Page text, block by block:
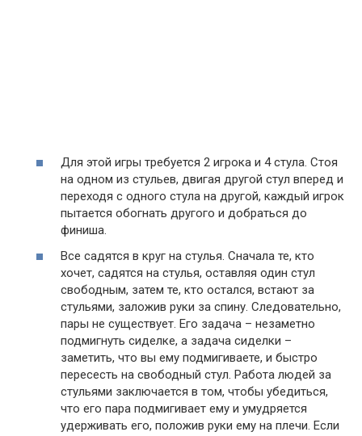
Для этой игры требуется 2 игрока и 4 стула. Стоя
на одном из стульев, двигая другой стул вперед и
переходя с одного стула на другой, каждый игрок
пытается обогнать другого и добраться до
финиша.
Все садятся в круг на стулья. Сначала те, кто
хочет, садятся на стулья, оставляя один стул
свободным, затем те, кто остался, встают за
стульями, заложив руки за спину. Следовательно,
пары не существует. Его задача – незаметно
подмигнуть сиделке, а задача сиделки –
заметить, что вы ему подмигиваете, и быстро
пересесть на свободный стул. Работа людей за
стульями заключается в том, чтобы убедиться,
что его пара подмигивает ему и умудряется
удерживать его, положив руки ему на плечи. Если